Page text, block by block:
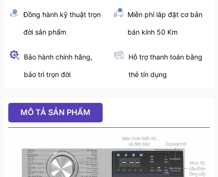
Đồng hành kỹ thuật trọn
đời sản phẩm
Miễn phí lắp đặt cơ bản
bán kính 50 Km
Bảo hành chính hãng,
bảo trì trọn đời
Hỗ trợ thanh toán bằng
thẻ tín dụng
MÔ TẢ SẢN PHẨM